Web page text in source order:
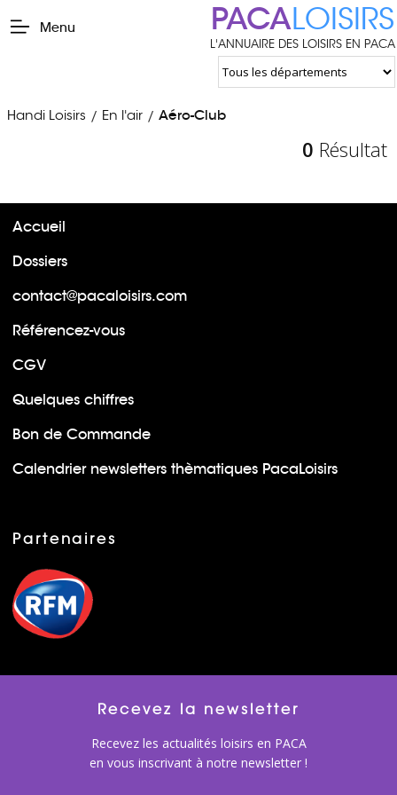
Menu PACALOISIRS
L'ANNUAIRE DES LOISIRS EN PACA
Handi Loisirs / En l'air / Aéro-Club
0 Résultat
Accueil
Dossiers
contact@pacaloisirs.com
Référencez-vous
CGV
Quelques chiffres
Bon de Commande
Calendrier newsletters thèmatiques PacaLoisirs
Partenaires
Recevez la newsletter
Recevez les actualités loisirs en PACA
en vous inscrivant à notre newsletter !